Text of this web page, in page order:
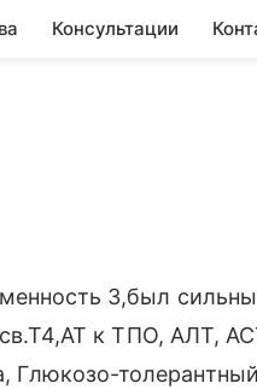
Консультации
3,был
к ТПО, АЛТ,
толерантный